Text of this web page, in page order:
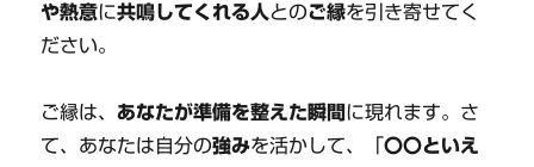
や熱意に共鳴してくれる人とのご縁を引き寄せてく
ださい。
ご縁は、あなたが準備を整えた瞬間 に現れます。さ
て、あなたは自分の強みを活かして、「〇〇といえ